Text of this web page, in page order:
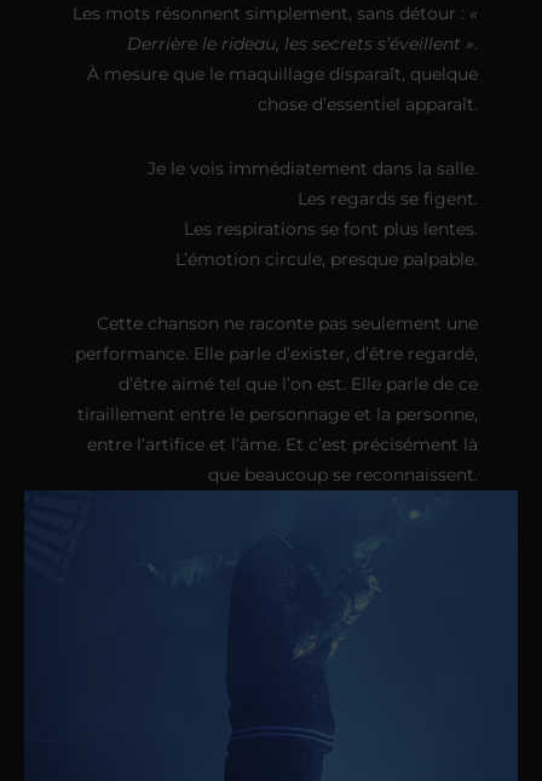
Les mots résonnent simplement, sans détour : «
Derrière le rideau, les secrets s’éveillent ».
À mesure que le maquillage disparaît, quelque
chose d’essentiel apparaît.
Je le vois immédiatement dans la salle.
Les regards se figent.
Les respirations se font plus lentes.
L’émotion circule, presque palpable.
Cette chanson ne raconte pas seulement une
performance. Elle parle d’exister, d’être regardé,
d’être aimé tel que l’on est. Elle parle de ce
tiraillement entre le personnage et la personne,
entre l’artifice et l’âme. Et c’est précisément là
que beaucoup se reconnaissent.